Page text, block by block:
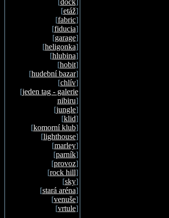
[dock]
[etáž]
[fabric]
[fiducia]
[garage]
[heligonka]
[hlubina]
[hobit]
[hudební bazar]
[chlív]
[jeden tag - galerie
nibiru]
[jungle]
[klid]
[komorní klub]
[lighthouse]
[marley]
[parník]
[provoz]
[rock hill]
[sky]
[stará aréna]
[venuše]
[vrtule]